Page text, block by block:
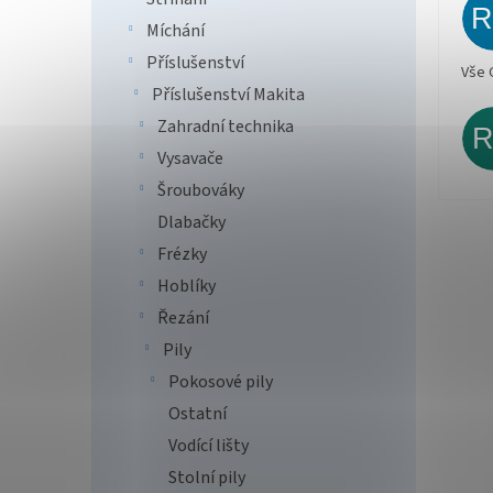
Míchání
Příslušenství
Příslušenství Makita
Zahradní technika
Vysavače
Šroubováky
Dlabačky
Frézky
Hoblíky
Řezání
Pily
Pokosové pily
Ostatní
Vodící lišty
Stolní pily
Vše